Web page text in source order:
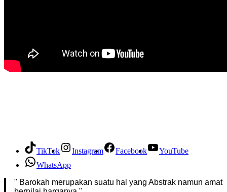
TikTok Instagram Facebook
YouTube
WhatsApp
" Barokah merupakan suatu hal yang Abstrak namun amat